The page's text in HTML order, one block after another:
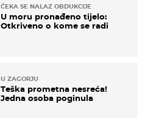
ČEKA SE NALAZ OBDUKCIJE
U moru pronađeno tijelo:
Otkriveno o kome se radi
U ZAGORJU
Teška prometna nesreća!
Jedna osoba poginula